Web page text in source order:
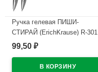
Ручка гелевая ПИШИ-
СТИРАЙ (ErichKrause) R-301
Магия Френч (Magic Frenchie)
99,50 ₽